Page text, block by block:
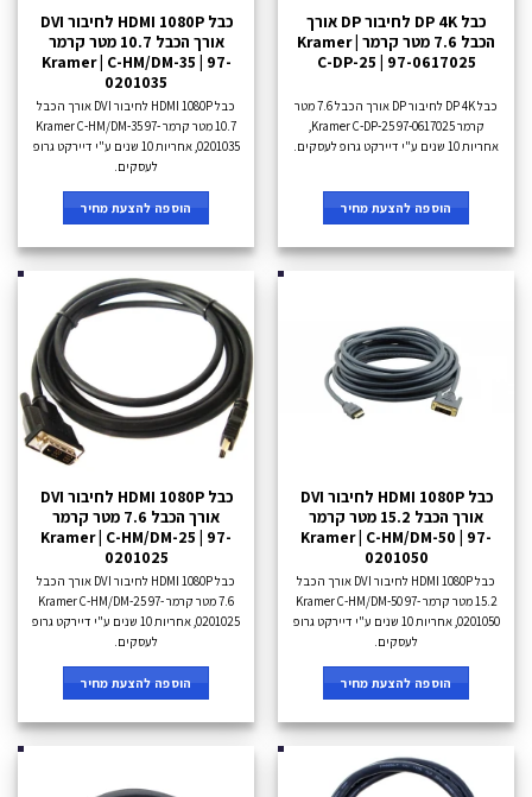
כבל DP 4K לחיבור DP אורך
הכבל 7.6 מטר קרמר Kramer |
C-DP-25 | 97-0617025
כבל DP 4K לחיבור DP אורך הכבל 7.6 מטר
קרמר Kramer C-DP-25 97-0617025,
אחריות 10 שנים ע"י דיירקט גרופ לעסקים.
הוספה להצעת מחיר
כבל HDMI 1080P לחיבור DVI
אורך הכבל 10.7 מטר קרמר
Kramer | C-HM/DM-35 | 97-
0201035
כבל HDMI 1080P לחיבור DVI אורך הכבל
10.7 מטר קרמר Kramer C-HM/DM-35 97-
0201035, אחריות 10 שנים ע"י דיירקט גרופ
לעסקים.
הוספה להצעת מחיר
כבל HDMI 1080P לחיבור DVI
אורך הכבל 15.2 מטר קרמר
Kramer | C-HM/DM-50 | 97-
0201050
כבל HDMI 1080P לחיבור DVI אורך הכבל
15.2 מטר קרמר Kramer C-HM/DM-50 97-
0201050, אחריות 10 שנים ע"י דיירקט גרופ
לעסקים.
הוספה להצעת מחיר
כבל HDMI 1080P לחיבור DVI
אורך הכבל 7.6 מטר קרמר
Kramer | C-HM/DM-25 | 97-
0201025
כבל HDMI 1080P לחיבור DVI אורך הכבל
7.6 מטר קרמר Kramer C-HM/DM-25 97-
0201025, אחריות 10 שנים ע"י דיירקט גרופ
לעסקים.
הוספה להצעת מחיר